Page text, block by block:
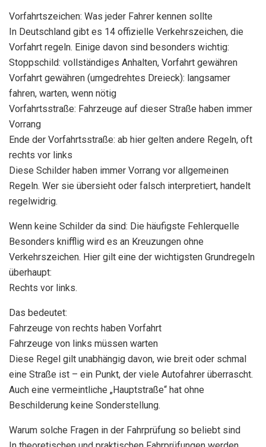
Vorfahrtszeichen: Was jeder Fahrer kennen sollte
In Deutschland gibt es 14 offizielle Verkehrszeichen, die
Vorfahrt regeln. Einige davon sind besonders wichtig:
Stoppschild: vollständiges Anhalten, Vorfahrt gewähren
Vorfahrt gewähren (umgedrehtes Dreieck): langsamer
fahren, warten, wenn nötig
Vorfahrtsstraße: Fahrzeuge auf dieser Straße haben immer
Vorrang
Ende der Vorfahrtsstraße: ab hier gelten andere Regeln, oft
rechts vor links
Diese Schilder haben immer Vorrang vor allgemeinen
Regeln. Wer sie übersieht oder falsch interpretiert, handelt
regelwidrig.
Wenn keine Schilder da sind: Die häufigste Fehlerquelle
Besonders knifflig wird es an Kreuzungen ohne
Verkehrszeichen. Hier gilt eine der wichtigsten Grundregeln
überhaupt:
Rechts vor links.
Das bedeutet:
Fahrzeuge von rechts haben Vorfahrt
Fahrzeuge von links müssen warten
Diese Regel gilt unabhängig davon, wie breit oder schmal
eine Straße ist – ein Punkt, der viele Autofahrer überrascht.
Auch eine vermeintliche „Hauptstraße“ hat ohne
Beschilderung keine Sonderstellung.
Warum solche Fragen in der Fahrprüfung so beliebt sind